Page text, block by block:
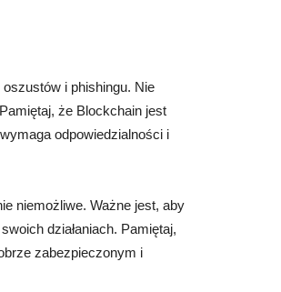
i phishingu. Nie
że Blockchain jest
odpowiedzialności i
niemożliwe. Ważne jest, aby
działaniach. Pamiętaj,
zabezpieczonym i